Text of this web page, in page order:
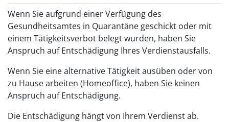
Wenn Sie aufgrund einer Verfügung des
Gesundheitsamtes in Quarantäne geschickt oder mit
einem Tätigkeitsverbot belegt wurden, haben Sie
Anspruch auf Entschädigung Ihres Verdienstausfalls.
Wenn Sie eine alternative Tätigkeit ausüben oder von
zu Hause arbeiten (Homeoffice), haben Sie keinen
Anspruch auf Entschädigung.
Die Entschädigung hängt von Ihrem Verdienst ab.